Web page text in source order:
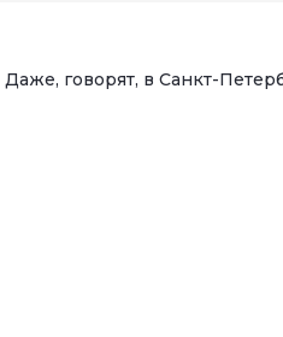
говорят, в Санкт-